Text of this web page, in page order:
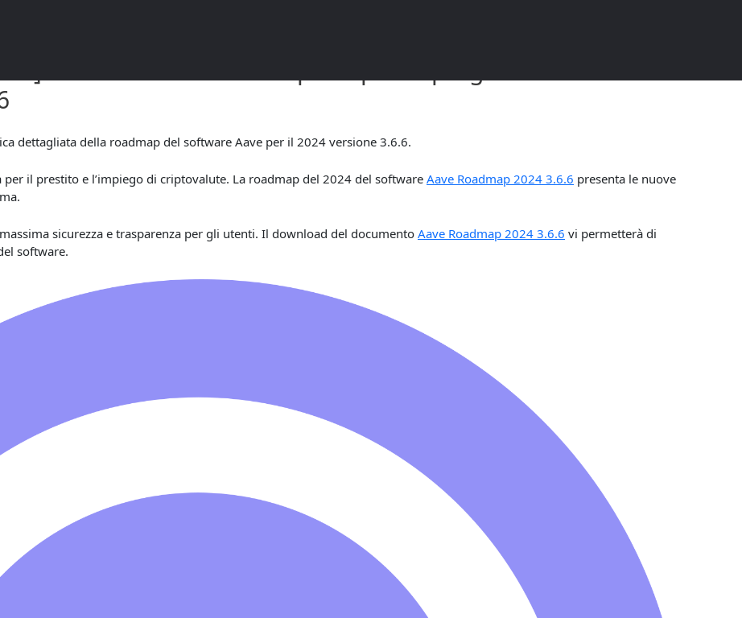
Documentazione completa per la programmazione di
dettagliata della roadmap del software Aave per il 2024 versione 3.6.6.
il prestito e l’impiego di criptovalute. La roadmap del 2024 del software Aave Roadmap 2024 3.6.6 presenta le nuove
sicurezza e trasparenza per gli utenti. Il download del documento Aave Roadmap 2024 3.6.6 vi permetterà di
software.